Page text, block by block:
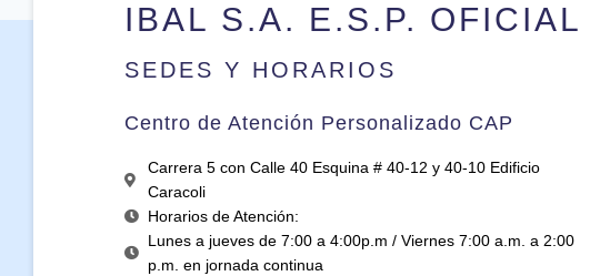
IBAL S.A. E.S.P. OFICIAL
SEDES Y HORARIOS
Centro de Atención Personalizado CAP
Carrera 5 con Calle 40 Esquina # 40-12 y 40-10 Edificio
Caracoli
Horarios de Atención:
Lunes a jueves de 7:00 a 4:00p.m / Viernes 7:00 a.m. a 2:00
p.m. en jornada continua